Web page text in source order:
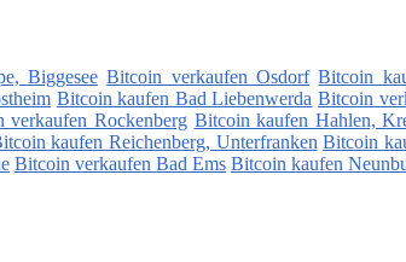
Biggesee Bitcoin verkaufen Osdorf Bitcoin
Bitcoin kaufen Bad Liebenwerda Bitcoin
verkaufen Rockenberg Bitcoin kaufen Hahlen,
kaufen Reichenberg, Unterfranken Bitcoin
Bitcoin verkaufen Bad Ems Bitcoin kaufen